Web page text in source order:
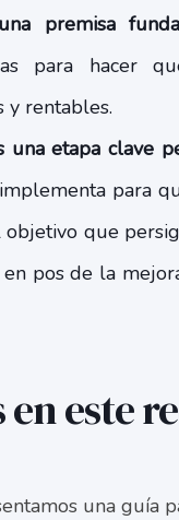
premisa
para hacer
y rentables.
una etapa clave
para
que
pos de la
este
una guía